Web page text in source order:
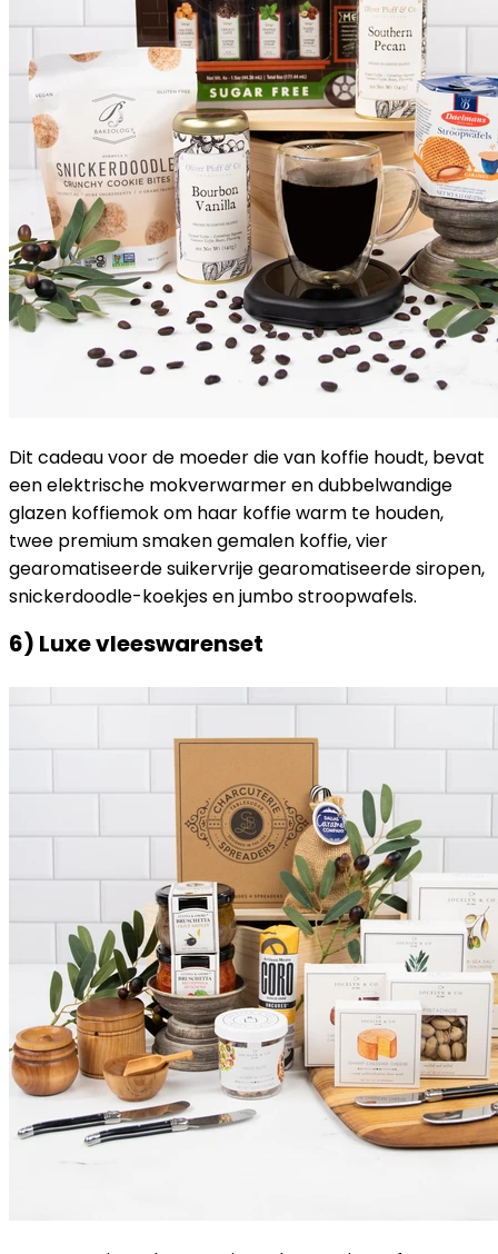
Dit cadeau voor de moeder die van koffie houdt, bevat
een elektrische mokverwarmer en dubbelwandige
glazen koffiemok om haar koffie warm te houden,
twee premium smaken gemalen koffie, vier
gearomatiseerde suikervrije gearomatiseerde siropen,
snickerdoodle-koekjes en jumbo stroopwafels.
6) Luxe vleeswarenset